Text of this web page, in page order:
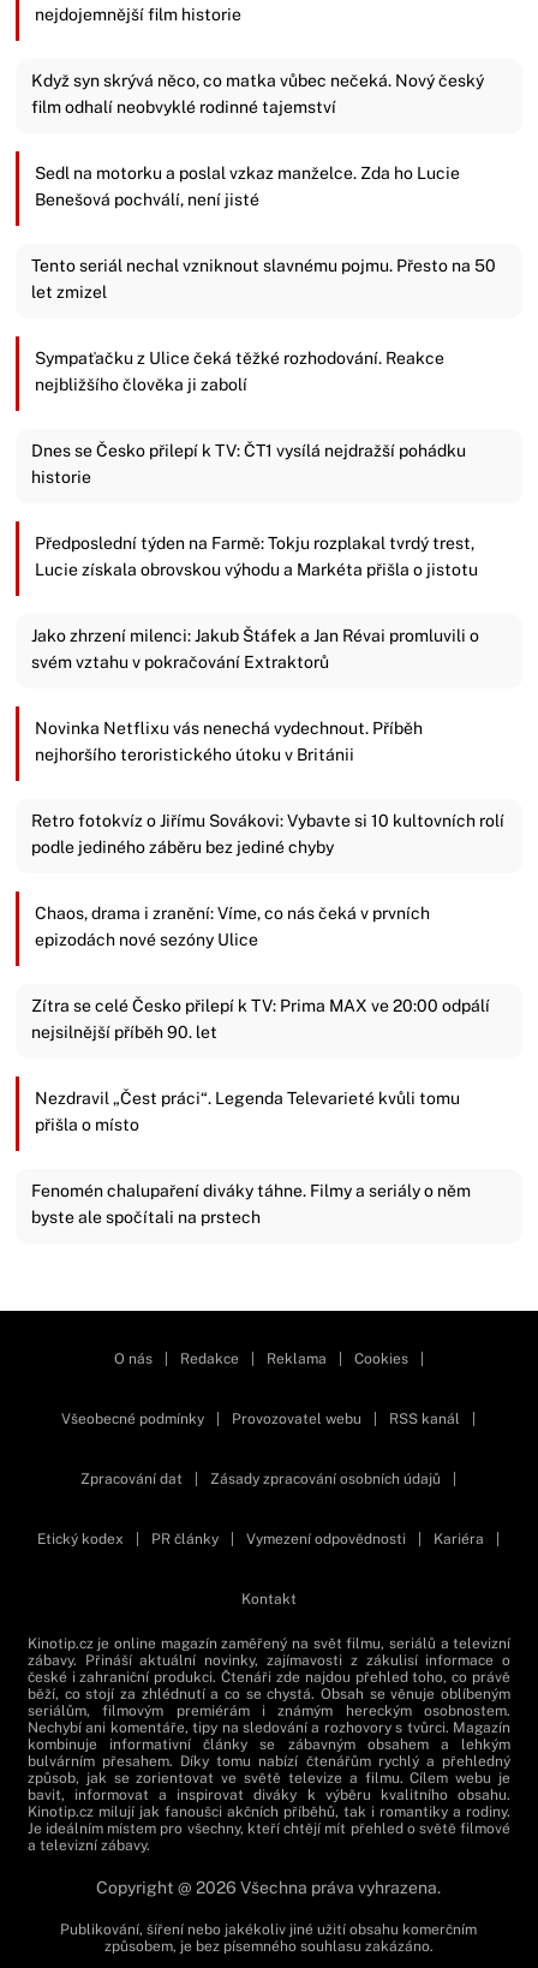
nejdojemnější film historie
Když syn skrývá něco, co matka vůbec nečeká. Nový český
film odhalí neobvyklé rodinné tajemství
Sedl na motorku a poslal vzkaz manželce. Zda ho Lucie
Benešová pochválí, není jisté
Tento seriál nechal vzniknout slavnému pojmu. Přesto na 50
let zmizel
Sympaťačku z Ulice čeká těžké rozhodování. Reakce
nejbližšího člověka ji zabolí
Dnes se Česko přilepí k TV: ČT1 vysílá nejdražší pohádku
historie
Předposlední týden na Farmě: Tokju rozplakal tvrdý trest,
Lucie získala obrovskou výhodu a Markéta přišla o jistotu
Jako zhrzení milenci: Jakub Štáfek a Jan Révai promluvili o
svém vztahu v pokračování Extraktorů
Novinka Netflixu vás nenechá vydechnout. Příběh
nejhoršího teroristického útoku v Británii
Retro fotokvíz o Jiřímu Sovákovi: Vybavte si 10 kultovních rolí
podle jediného záběru bez jediné chyby
Chaos, drama i zranění: Víme, co nás čeká v prvních
epizodách nové sezóny Ulice
Zítra se celé Česko přilepí k TV: Prima MAX ve 20:00 odpálí
nejsilnější příběh 90. let
Nezdravil „Čest práci“. Legenda Televarieté kvůli tomu
přišla o místo
Fenomén chalupaření diváky táhne. Filmy a seriály o něm
byste ale spočítali na prstech
O nás Redakce Reklama Cookies
Všeobecné podmínky Provozovatel webu RSS kanál
Zpracování dat Zásady zpracování osobních údajů
Etický kodex PR články Vymezení odpovědnosti Kariéra
Kontakt
Kinotip.cz je online magazín zaměřený na svět filmu, seriálů a televizní
zábavy. Přináší aktuální novinky, zajímavosti z zákulisí informace o
české i zahraniční produkci. Čtenáři zde najdou přehled toho, co právě
běží, co stojí za zhlédnutí a co se chystá. Obsah se věnuje oblíbeným
seriálům, filmovým premiérám i známým hereckým osobnostem.
Nechybí ani komentáře, tipy na sledování a rozhovory s tvůrci. Magazín
kombinuje informativní články se zábavným obsahem a lehkým
bulvárním přesahem. Díky tomu nabízí čtenářům rychlý a přehledný
způsob, jak se zorientovat ve světě televize a filmu. Cílem webu je
bavit, informovat a inspirovat diváky k výběru kvalitního obsahu.
Kinotip.cz milují jak fanoušci akčních příběhů, tak i romantiky a rodiny.
Je ideálním místem pro všechny, kteří chtějí mít přehled o světě filmové
a televizní zábavy.
Copyright @ 2026 Všechna práva vyhrazena.
Publikování, šíření nebo jakékoliv jiné užití obsahu komerčním
způsobem, je bez písemného souhlasu zakázáno.